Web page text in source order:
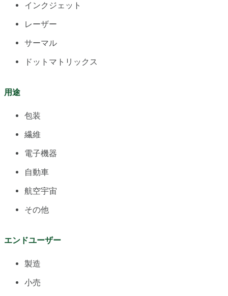
インクジェット
レーザー
サーマル
ドットマトリックス
用途
包装
繊維
電子機器
自動車
航空宇宙
その他
エンドユーザー
製造
小売